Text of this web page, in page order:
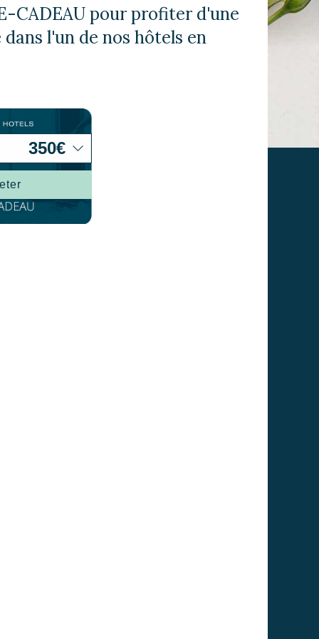
CADEAU pour profiter d'une
l'un de nos hôtels en
du
le